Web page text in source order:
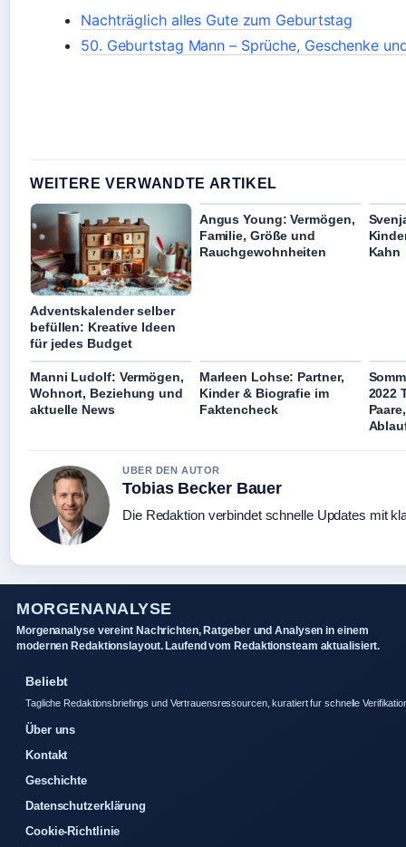
Nachträglich alles Gute zum Geburtstag
50. Geburtstag Mann – Sprüche, Geschenke
WEITERE VERWANDTE ARTIKEL
Adventskalender selber
befüllen: Kreative Ideen
für jedes Budget
Angus Young: Vermögen,
Familie, Größe und
Rauchgewohnheiten
Kahn
Manni Ludolf: Vermögen,
Wohnort, Beziehung und
aktuelle News
Marleen Lohse: Partner,
Kinder & Biografie im
Faktencheck
2022
UBER DEN AUTOR
Tobias Becker Bauer
Die Redaktion verbindet schnelle Updates mit
MORGENANALYSE
Morgenanalyse vereint Nachrichten, Ratgeber und Analysen in einem
modernen Redaktionslayout. Laufend vom Redaktionsteam aktualisiert.
Beliebt
Tagliche Redaktionsbriefings und Vertrauensressourcen, kuratiert fur schnelle
Über uns
Kontakt
Geschichte
Datenschutzerklärung
Cookie-Richtlinie